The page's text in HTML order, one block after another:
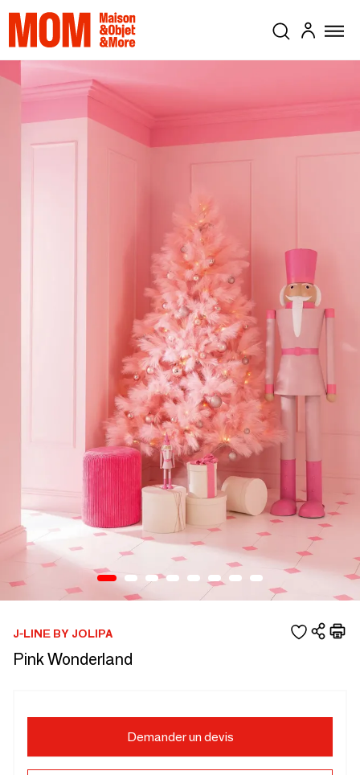
J-LINE BY JOLIPA
Pink Wonderland
Demander un devis